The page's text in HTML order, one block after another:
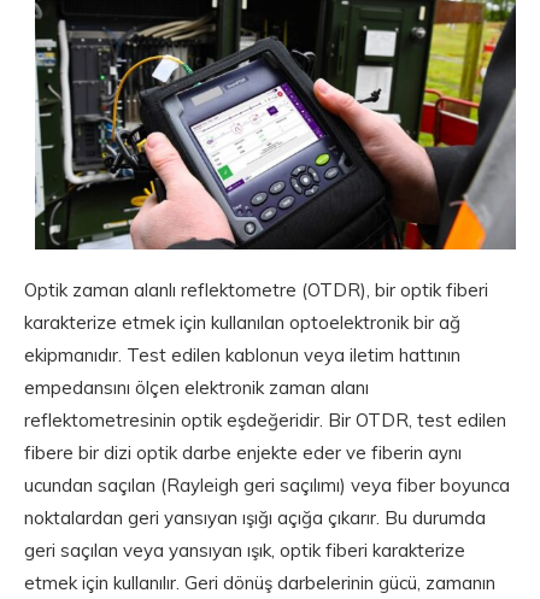
Optik zaman alanlı reflektometre (OTDR), bir optik fiberi
karakterize etmek için kullanılan optoelektronik bir ağ
ekipmanıdır. Test edilen kablonun veya iletim hattının
empedansını ölçen elektronik zaman alanı
reflektometresinin optik eşdeğeridir. Bir OTDR, test edilen
fibere bir dizi optik darbe enjekte eder ve fiberin aynı
ucundan saçılan (Rayleigh geri saçılımı) veya fiber boyunca
noktalardan geri yansıyan ışığı açığa çıkarır. Bu durumda
geri saçılan veya yansıyan ışık, optik fiberi karakterize
etmek için kullanılır. Geri dönüş darbelerinin gücü, zamanın